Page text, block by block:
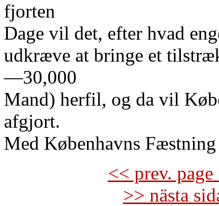
fjorten
Dage vil det, efter hvad
udkræve at bringe et
—30,000
Mand) herfil, og da vil
afgjort.
Med Københavns
<< prev.
>> nästa